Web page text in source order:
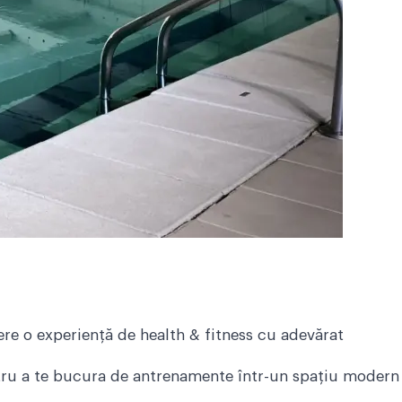
o experiență de health & fitness cu adevărat
a te bucura de antrenamente într-un spațiu modern